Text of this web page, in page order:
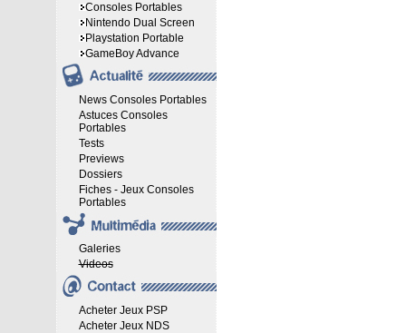
Consoles Portables
Nintendo Dual Screen
Playstation Portable
GameBoy Advance
News Consoles Portables
Astuces Consoles
Portables
Tests
Previews
Dossiers
Fiches - Jeux Consoles
Portables
Galeries
Videos
Acheter Jeux PSP
Acheter Jeux NDS